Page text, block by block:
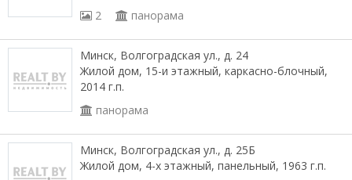
2
панорама
Минск, Волгоградская ул., д. 24
Жилой дом, 15-и этажный, каркасно-блочный,
2014 г.п.
панорама
Минск, Волгоградская ул., д. 25Б
Жилой дом, 4-х этажный, панельный, 1963 г.п.